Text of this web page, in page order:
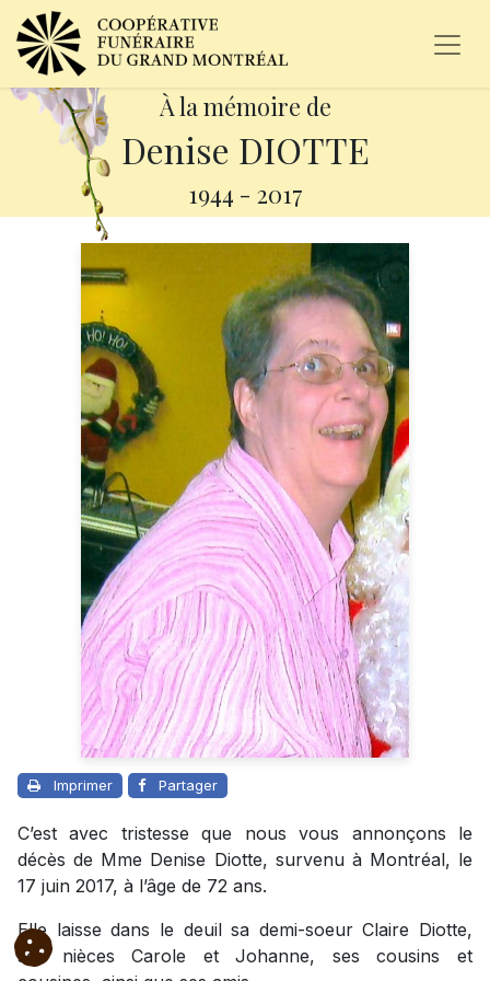
À la mémoire de
Denise DIOTTE
1944 - 2017
Imprimer Partager
C’est avec tristesse que nous vous annonçons le
décès de Mme Denise Diotte, survenu à Montréal, le
17 juin 2017, à l’âge de 72 ans.
Elle laisse dans le deuil sa demi-soeur Claire Diotte,
ses nièces Carole et Johanne, ses cousins et